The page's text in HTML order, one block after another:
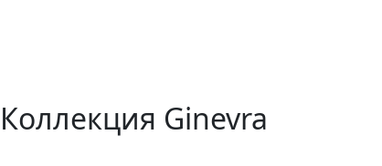
Коллекция Ginevra